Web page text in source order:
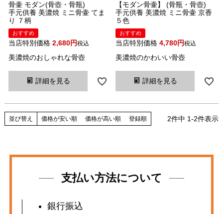
骨壷 モダン(骨壺・骨瓶)
手元供養 美濃焼 ミニ骨壷 てま
り ７柄
おすすめ
当店特別価格 2,680 税込
美濃焼のおしゃれな骨壺
詳細を見る
【モダン骨壷】 (骨瓶・骨壺)
手元供養 美濃焼 ミニ骨壷 京香
５色
おすすめ
当店特別価格 4,780 税込
美濃焼のかわいい骨壺
詳細を見る
並び替え 価格が安い順 価格が高い順 登録順 2件中 1-2件表示
支払い方法について
銀行振込